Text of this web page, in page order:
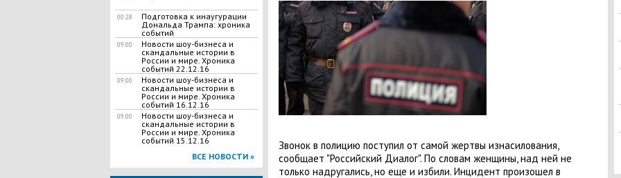
00:28
Подготовка к инаугурации
Дональда Трампа: хроника
событий
09:00
Новости шоу-бизнеса и
скандальные истории в
России и мире. Хроника
событий 22.12.16
09:00
Новости шоу-бизнеса и
скандальные истории в
России и мире. Хроника
событий 16.12.16
09:00
Новости шоу-бизнеса и
скандальные истории в
России и мире. Хроника
событий 15.12.16
ВСЕ НОВОСТИ »
Звонок в полицию поступил от самой жертвы изнасилования,
сообщает "Российский Диалог". По словам женщины, над ней не
только надругались, но еще и избили. Инцидент произошел в